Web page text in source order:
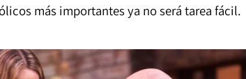
más importantes ya no será tarea fácil.